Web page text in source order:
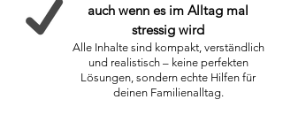
auch wenn es im Alltag mal
stressig wird
Alle Inhalte sind kompakt, verständlich
und realistisch – keine perfekten
Lösungen, sondern echte Hilfen für
deinen Familienalltag.